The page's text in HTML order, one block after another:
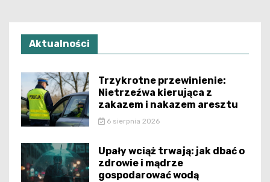
Aktualności
Trzykrotne przewinienie:
Nietrzeźwa kierująca z
zakazem i nakazem aresztu
6 sierpnia 2026
Upały wciąż trwają: jak dbać o
zdrowie i mądrze
gospodarować wodą